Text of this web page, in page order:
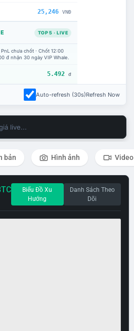
25,246 VNĐ
TOP 5 · LIVE
chưa chốt · Chốt 12:00
đ nhận 30 ngày VIP Whale.
5.492 đ
Auto-refresh (30s)Refresh Now
live...
bản Hình ảnh Video
Biểu Đồ Xu
Hướng
Danh Sách Theo
Dõi